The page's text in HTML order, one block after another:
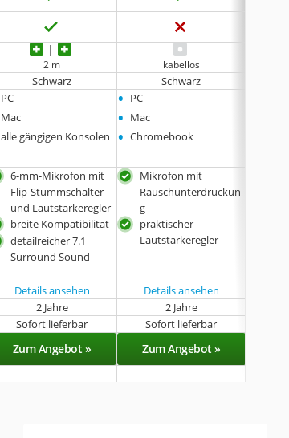
2 m kabellos
Schwarz Schwarz
PC
Mac
alle gängigen Konsolen
• PC
• Mac
• Chromebook
6-mm-Mikrofon mit
Flip-Stummschalter
und Lautstärkeregler
breite Kompatibilität
detailreicher 7.1
Surround Sound
Mikrofon mit
Rauschunterdrückun
g
praktischer
Lautstärkeregler
Details ansehen
Details ansehen
2 Jahre
2 Jahre
Sofort lieferbar Sofort lieferbar
Zum Angebot » Zum Angebot »